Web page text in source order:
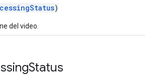
)
del video.
Status